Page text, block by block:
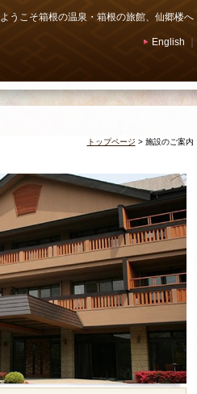
ようこそ箱根の温泉・箱根の旅館、仙郷楼へ
English
施設のご案内
トップページ >